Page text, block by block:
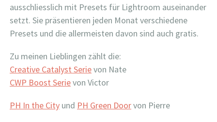
ausschliesslich mit Presets für Lightroom auseinander
setzt. Sie präsentieren jeden Monat verschiedene
Presets und die allermeisten davon sind auch gratis.
Zu meinen Lieblingen zählt die:
Creative Catalyst Serievon Nate
CWP Boost Serievon Victor
PH In the City und PH Green Doorvon Pierre